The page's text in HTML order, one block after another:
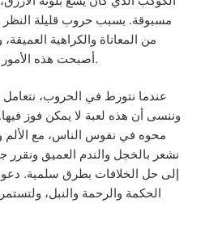
مسبوقة. بسبب حروب قليلة النظر
من المعاناة والكراهية
أصبحت هذه الأمور تشكل تحذيرًا قاسيًا للجميع.
عندما نتورط في الحروب، نتعامل
وننسى أن هذه لعبة لا يمكن فوز
محوه في نفوس الناس، مع الألم
نشعر بالخجل والندم العميق
إلى حل الخلافات بطرق سلمية.
الحكمة والرحمة والنبل،